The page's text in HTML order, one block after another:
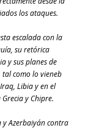
los ataques.
escalada con la
su retórica
y sus planes de
tal como lo vieneb
Libia y en el
y Chipre.
y Azerbaiyán contra